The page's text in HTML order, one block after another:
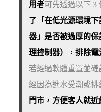
用者可先透過以下 3
了「在低光源環境
器」是否被過厚的
理控制器），排除
若經過軟體重置並
經因為進水受潮或排
門市，方便客人就